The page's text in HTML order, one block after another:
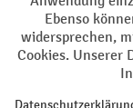
Alle Preise exkl.
¹ Der Rabatt gilt so